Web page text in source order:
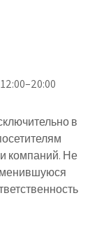
в
компаний. Не